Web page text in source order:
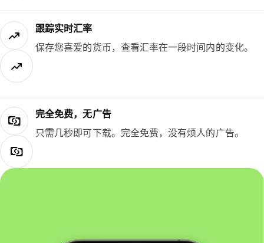
跟踪实时汇率
保存您喜爱的货币，查看汇率在一段时间内的变化。
完全免费，无广告
只需几秒即可下载。完全免费，没有烦人的广告。